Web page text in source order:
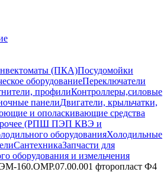
(ПКА)Посудомойки
оборудованиеПереключатели
профилиКонтроллеры,силовые
панелиДвигатели, крыльчатки,
и ополаскивающие средства
(РПШ ПЭП КВЭ и
оборудованияХолодильные
СантехникаЗапчасти для
оборудования и измельчения
160.ОМР.07.00.001 фторопласт Ф4